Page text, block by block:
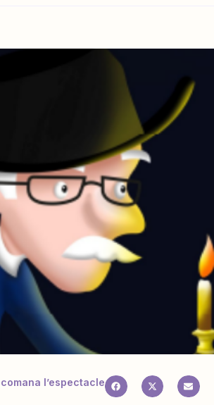
l’espectacle